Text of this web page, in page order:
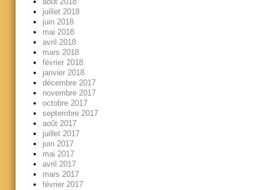
juillet 2018
juin 2018
mai 2018
avril 2018
mars 2018
février 2018
janvier 2018
décembre 2017
novembre 2017
octobre 2017
septembre 2017
août 2017
juillet 2017
juin 2017
mai 2017
avril 2017
mars 2017
février 2017